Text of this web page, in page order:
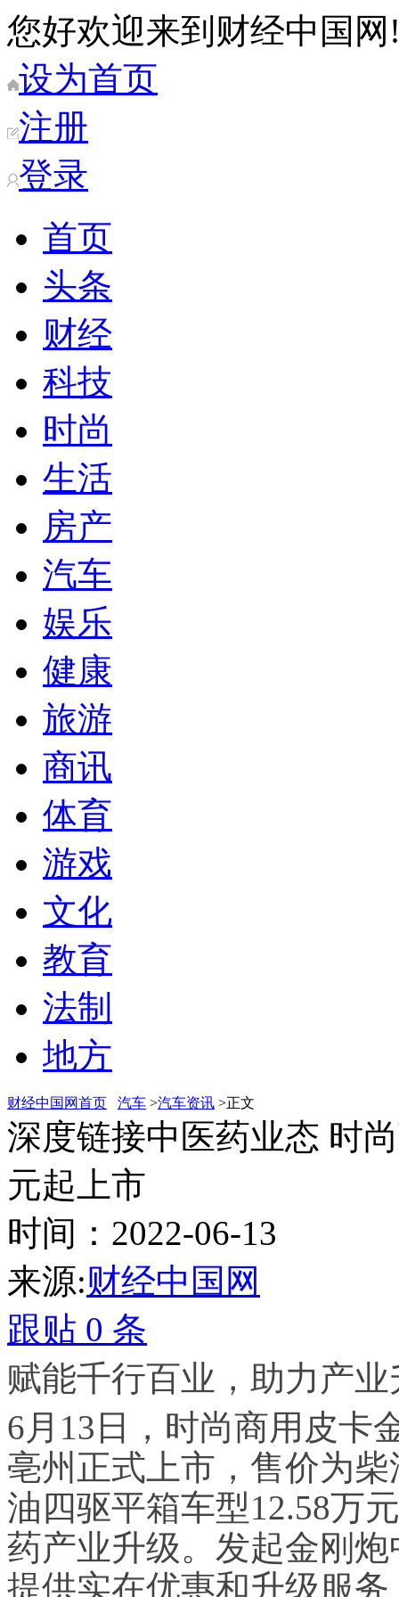
您好欢迎来到财经中国网
设为首页
注册
登录
首页
头条
财经
科技
时尚
生活
房产
汽车
娱乐
健康
旅游
商讯
体育
游戏
文化
教育
法制
地方
财经中国网首页 汽车 >汽车资讯 >正文
深度链接中医药业态 时
元起上市
时间：2022-06-13
来源:财经中国网
跟贴 0 条
赋能千行百业，助力产业
6月 13 日，时尚商用皮卡
亳州正式上市，售价为
油四驱平箱车型12.58万
药产业升级。发起金刚
提供实在优惠和升级服